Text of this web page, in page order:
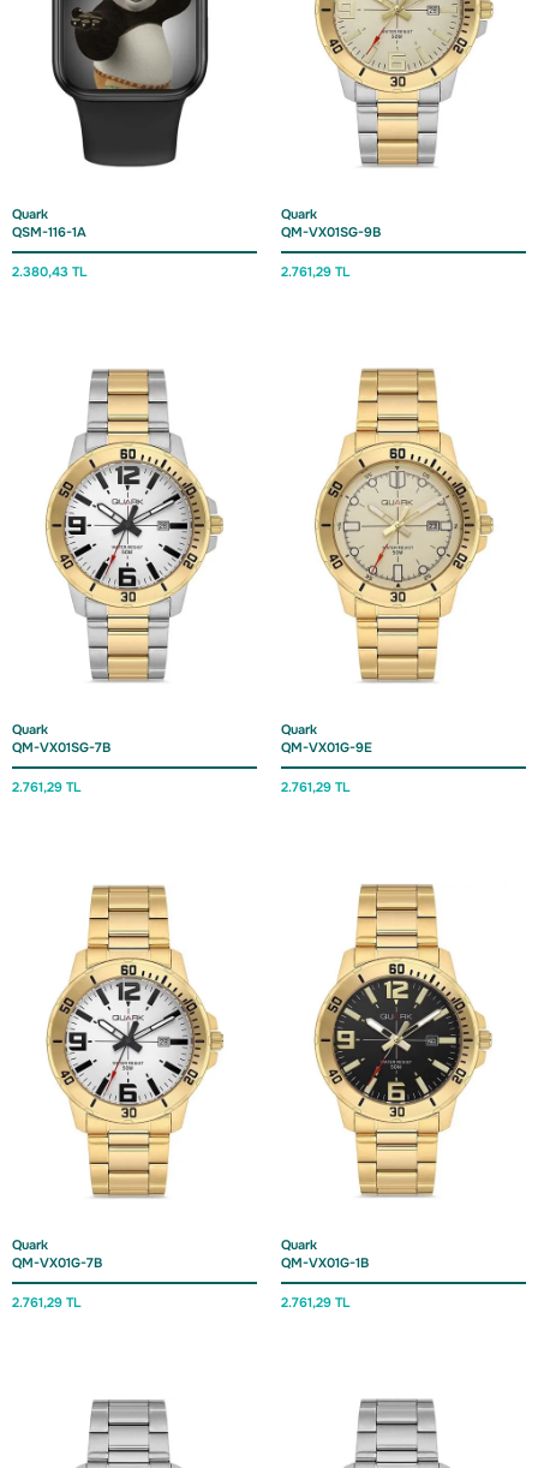
Quark
QSM-116-1A
2.380,43 TL
Quark
QM-VX01SG-9B
2.761,29 TL
Quark
QM-VX01SG-7B
2.761,29 TL
Quark
QM-VX01G-9E
2.761,29 TL
Quark
QM-VX01G-7B
2.761,29 TL
Quark
QM-VX01G-1B
2.761,29 TL